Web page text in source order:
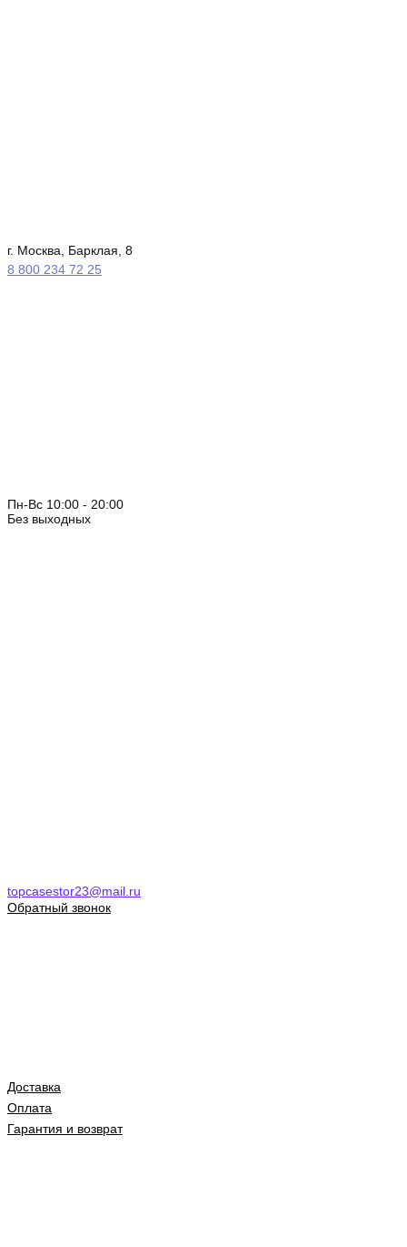
г. Москва, Барклая, 8
8 800 234 72 25
Пн-Вс 10:00 - 20:00
Без выходных
topcasestor23@mail.ru
Обратный звонок
Доставка
Оплата
Гарантия и возврат